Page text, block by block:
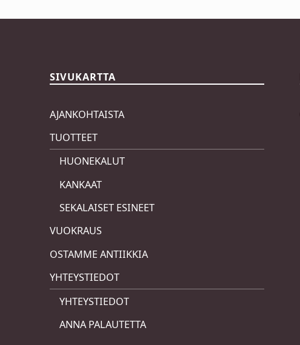
SIVUKARTTA
AJANKOHTAISTA
TUOTTEET
HUONEKALUT
KANKAAT
SEKALAISET ESINEET
VUOKRAUS
OSTAMME ANTIIKKIA
YHTEYSTIEDOT
YHTEYSTIEDOT
ANNA PALAUTETTA